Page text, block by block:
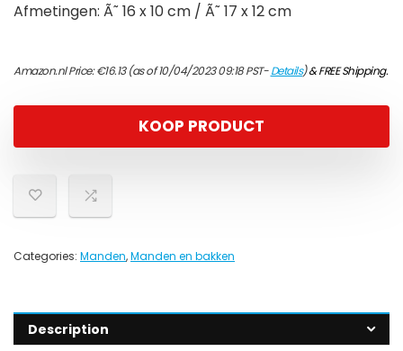
Afmetingen: Ã˜ 16 x 10 cm / Ã˜ 17 x 12 cm
Amazon.nl Price:€16.13(as of 10/04/2023 09:18 PST-Details)&FREE Shipping.
KOOP PRODUCT
Categories: Manden,Manden en bakken
Description